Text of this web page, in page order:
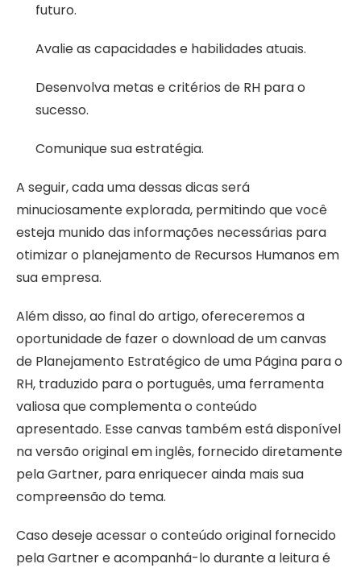
futuro.
Avalie as capacidades e habilidades atuais.
Desenvolva metas e critérios de RH para o
sucesso.
Comunique sua estratégia.
A seguir, cada uma dessas dicas será
minuciosamente explorada, permitindo que você
esteja munido das informações necessárias para
otimizar o planejamento de Recursos Humanos em
sua empresa.
Além disso, ao final do artigo, ofereceremos a
oportunidade de fazer o download de um canvas
de Planejamento Estratégico de uma Página para o
RH, traduzido para o português, uma ferramenta
valiosa que complementa o conteúdo
apresentado. Esse canvas também está disponível
na versão original em inglês, fornecido diretamente
pela Gartner, para enriquecer ainda mais sua
compreensão do tema.
Caso deseje acessar o conteúdo original fornecido
pela Gartner e acompanhá-lo durante a leitura é